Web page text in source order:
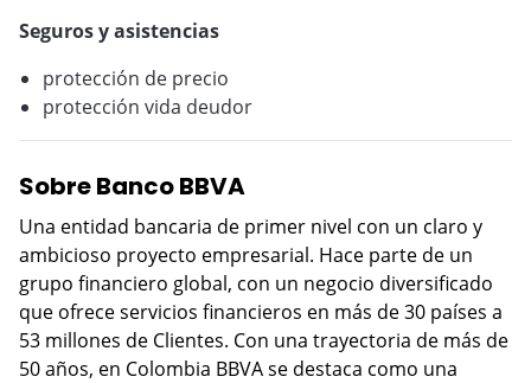
Seguros y asistencias
protección de precio
protección vida deudor
Sobre Banco BBVA
Una entidad bancaria de primer nivel con un claro y
ambicioso proyecto empresarial. Hace parte de un
grupo financiero global, con un negocio diversificado
que ofrece servicios financieros en más de 30 países a
53 millones de Clientes. Con una trayectoria de más de
50 años, en Colombia BBVA se destaca como una